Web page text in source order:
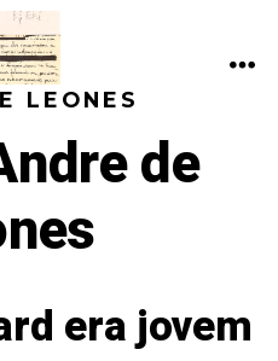
LEONES
de
era jovem